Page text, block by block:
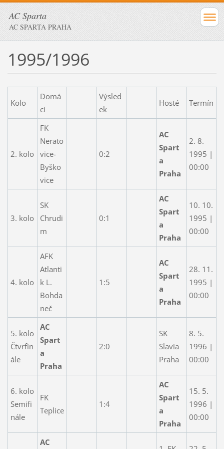
AC Sparta
AC SPARTA PRAHA
1995/1996
Kolo
Domá
cí
Výsled
ek
Hosté Termín
2. kolo
FK
Nerato
vice-
Byško
vice
0:2
AC
Spart
a
Praha
2. 8.
1995 |
00:00
3. kolo
SK
Chrudi
m
0:1
AC
Spart
a
Praha
10. 10.
1995 |
00:00
4. kolo
AFK
Atlanti
k L.
Bohda
neč
1:5
AC
Spart
a
Praha
28. 11.
1995 |
00:00
5. kolo
Čtvrfin
ále
AC
Spart
a
Praha
2:0
SK
Slavia
Praha
8. 5.
1996 |
00:00
6. kolo
Semifi
nále
FK
Teplice
1:4
AC
Spart
a
Praha
15. 5.
1996 |
00:00
AC